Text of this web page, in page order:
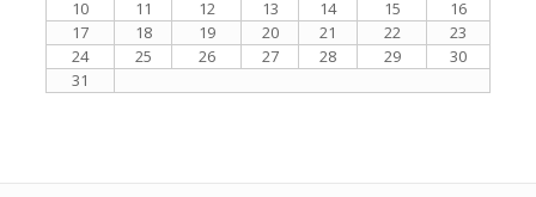
10
11 12 13 14 15
16
17
18 19 20 21 22
23
24
25 26 27 28 29
30
31